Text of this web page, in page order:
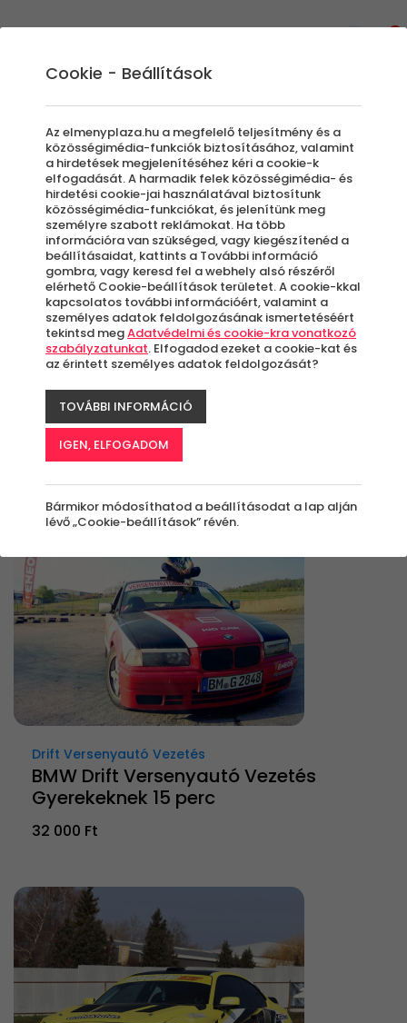
Drift Versenyautó Vezetés
Vágysz néha egy kis gumifüstölésre vagy
esetleg egy-egy kanyart kilincsel előre vennél
be? Akkor a legjobb helyen jársz! Profi
versenyautók várják, hogy a kormányuk mögé
ülve a gázba taposs. Driftre fel!
Szűrők beállítása
Élmények
Drift Versenyautó Vezetés
BMW Drift Versenyautó Vezetés
Gyerekeknek 15 perc
32 000 Ft
Cookie - Beállítások
Az elmenyplaza.hu a megfelelő teljesítmény és a
közösségimédia-funkciók biztosításához, valamint
a hirdetések megjelenítéséhez kéri a cookie-k
elfogadását. A harmadik felek közösségimédia- és
hirdetési cookie-jai használatával biztosítunk
közösségimédia-funkciókat, és jelenítünk meg
személyre szabott reklámokat. Ha több
információra van szükséged, vagy kiegészítenéd a
beállításaidat, kattints a További információ
gombra, vagy keresd fel a webhely alsó részéről
elérhető Cookie-beállítások területet. A cookie-kkal
kapcsolatos további információért, valamint a
személyes adatok feldolgozásának ismertetéséért
tekintsd megAdatvédelmi és cookie-kra vonatkozó
szabályzatunkat. Elfogadod ezeket a cookie-kat és
az érintett személyes adatok feldolgozását?
TOVÁBBI INFORMÁCIÓ
IGEN, ELFOGADOM
Bármikor módosíthatod a beállításodat a lap alján
lévő „Cookie-beállítások” révén.